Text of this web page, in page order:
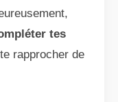
tes
rapprocher de